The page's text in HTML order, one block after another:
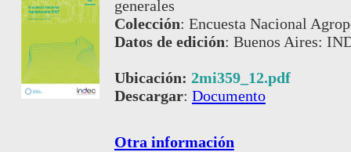
generales
Colección: Encuesta Nacional
Datos de edición: Buenos Aires:
Ubicación: 2mi359_12.pdf
Descargar: Documento
Otra información